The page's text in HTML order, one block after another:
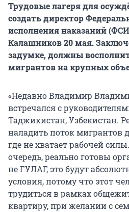
Трудовые лагеря для
создать директор
исполнения наказаний
Калашников 20 мая.
задумке, должны
мигрантов на крупных
«Недавно Владимир
встречался с
Таджикистан, Узбекистан.
наладить поток мигрантов
где не хватает рабочей
очередь, реально готовы
не ГУЛАГ, это будут
условия, потому что этот
трудиться в рамках
квартиру, при желании с